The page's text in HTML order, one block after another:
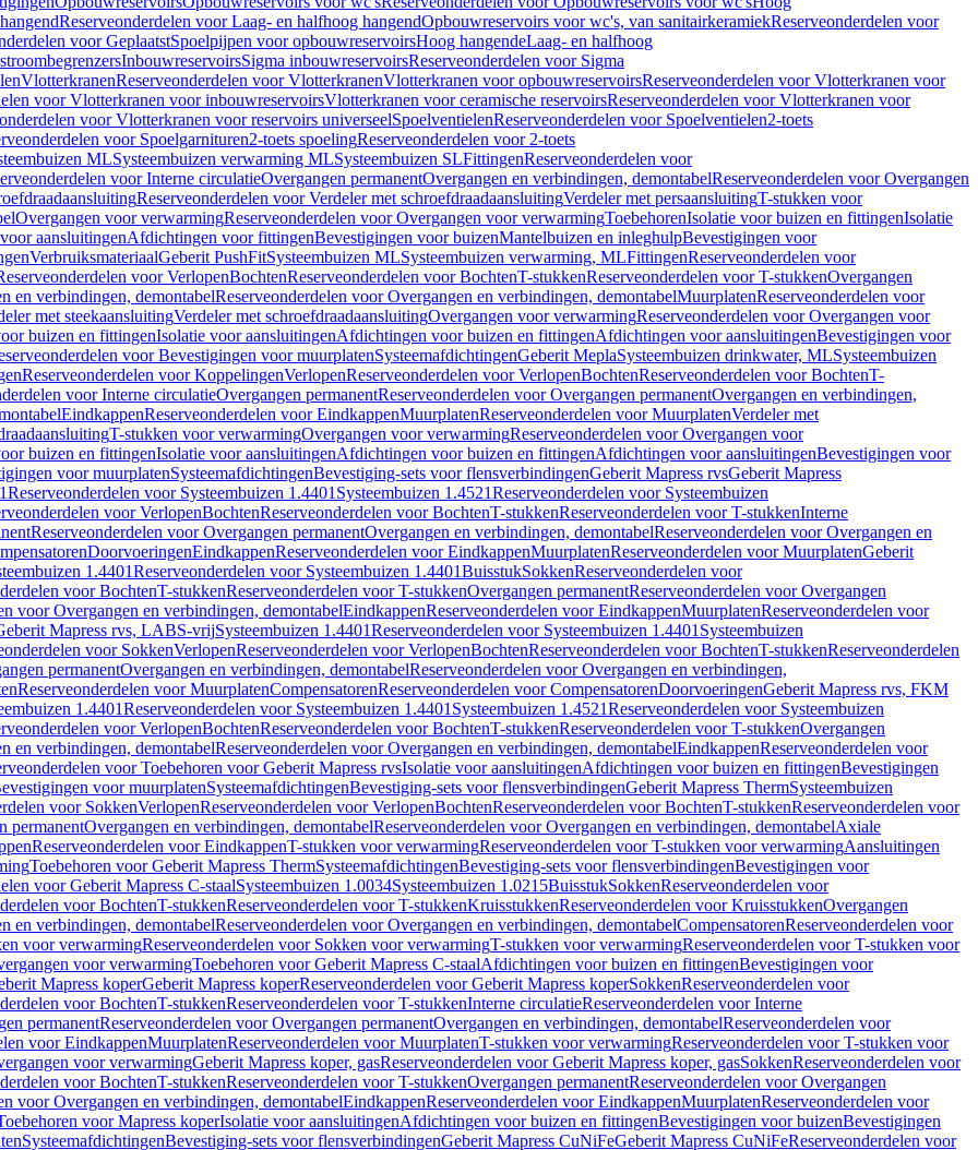
Reserveonderdelen voor Laag- en halfhoog hangendOpbouwreservoirs voor wc's, van sanitairkeramiekReserveonderdelen voor
voor GeplaatstSpoelpijpen voor opbouwreservoirsHoog hangendeLaag- en halfhoog
InbouwreservoirsSigma inbouwreservoirsReserveonderdelen voor Sigma
VlotterkranenReserveonderdelen voor VlotterkranenVlotterkranen voor opbouwreservoirsReserveonderdelen voor Vlotterkranen voor
voor Vlotterkranen voor inbouwreservoirsVlotterkranen voor ceramische reservoirsReserveonderdelen voor Vlotterkranen voor
voor Vlotterkranen voor reservoirs universeelSpoelventielenReserveonderdelen voor Spoelventielen2-toets
voor Spoelgarnituren2-toets spoelingReserveonderdelen voor 2-toets
MLSysteembuizen verwarming MLSysteembuizen SLFittingenReserveonderdelen voor
voor Interne circulatieOvergangen permanentOvergangen en verbindingen, demontabelReserveonderdelen voor Overgangen
Reserveonderdelen voor Verdeler met schroefdraadaansluitingVerdeler met persaansluitingT-stukken voor
Overgangen voor verwarmingReserveonderdelen voor Overgangen voor verwarmingToebehorenIsolatie voor buizen en fittingenIsolatie
aansluitingenAfdichtingen voor fittingenBevestigingen voor buizenMantelbuizen en inleghulpBevestigingen voor
VerbruiksmateriaalGeberit PushFitSysteembuizen MLSysteembuizen verwarming, MLFittingenReserveonderdelen voor
voor VerlopenBochtenReserveonderdelen voor BochtenT-stukkenReserveonderdelen voor T-stukkenOvergangen
en verbindingen, demontabelReserveonderdelen voor Overgangen en verbindingen, demontabelMuurplatenReserveonderdelen voor
met steekaansluitingVerdeler met schroefdraadaansluitingOvergangen voor verwarmingReserveonderdelen voor Overgangen voor
buizen en fittingenIsolatie voor aansluitingenAfdichtingen voor buizen en fittingenAfdichtingen voor aansluitingenBevestigingen voor
voor Bevestigingen voor muurplatenSysteemafdichtingenGeberit MeplaSysteembuizen drinkwater, MLSysteembuizen
Reserveonderdelen voor KoppelingenVerlopenReserveonderdelen voor VerlopenBochtenReserveonderdelen voor BochtenT-
voor Interne circulatieOvergangen permanentReserveonderdelen voor Overgangen permanentOvergangen en verbindingen,
EindkappenReserveonderdelen voor EindkappenMuurplatenReserveonderdelen voor MuurplatenVerdeler met
T-stukken voor verwarmingOvergangen voor verwarmingReserveonderdelen voor Overgangen voor
buizen en fittingenIsolatie voor aansluitingenAfdichtingen voor buizen en fittingenAfdichtingen voor aansluitingenBevestigingen voor
voor muurplatenSysteemafdichtingenBevestiging-sets voor flensverbindingenGeberit Mapress rvsGeberit Mapress
Reserveonderdelen voor Systeembuizen 1.4401 Systeembuizen 1.4521Reserveonderdelen voor Systeembuizen
voor VerlopenBochtenReserveonderdelen voor BochtenT-stukkenReserveonderdelen voor T-stukkenInterne
Reserveonderdelen voor Overgangen permanentOvergangen en verbindingen, demontabelReserveonderdelen voor Overgangen en
DoorvoeringenEindkappenReserveonderdelen voor EindkappenMuurplatenReserveonderdelen voor MuurplatenGeberit
1.4401Reserveonderdelen voor Systeembuizen 1.4401BuisstukSokkenReserveonderdelen voor
voor BochtenT-stukkenReserveonderdelen voor T-stukkenOvergangen permanentReserveonderdelen voor Overgangen
voor Overgangen en verbindingen, demontabelEindkappenReserveonderdelen voor EindkappenMuurplatenReserveonderdelen voor
Mapress rvs, LABS-vrijSysteembuizen 1.4401Reserveonderdelen voor Systeembuizen 1.4401 Systeembuizen
voor SokkenVerlopenReserveonderdelen voor VerlopenBochtenReserveonderdelen voor BochtenT-stukkenReserveonderdelen
permanentOvergangen en verbindingen, demontabelReserveonderdelen voor Overgangen en verbindingen,
Reserveonderdelen voor MuurplatenCompensatorenReserveonderdelen voor CompensatorenDoorvoeringenGeberit Mapress rvs, FKM
1.4401Reserveonderdelen voor Systeembuizen 1.4401 Systeembuizen 1.4521Reserveonderdelen voor Systeembuizen
voor VerlopenBochtenReserveonderdelen voor BochtenT-stukkenReserveonderdelen voor T-stukkenOvergangen
en verbindingen, demontabelReserveonderdelen voor Overgangen en verbindingen, demontabelEindkappenReserveonderdelen voor
voor Toebehoren voor Geberit Mapress rvsIsolatie voor aansluitingenAfdichtingen voor buizen en fittingenBevestigingen
voor muurplatenSysteemafdichtingenBevestiging-sets voor flensverbindingenGeberit Mapress ThermSysteembuizen
voor SokkenVerlopenReserveonderdelen voor VerlopenBochtenReserveonderdelen voor BochtenT-stukkenReserveonderdelen voor
permanentOvergangen en verbindingen, demontabelReserveonderdelen voor Overgangen en verbindingen, demontabelAxiale
Reserveonderdelen voor EindkappenT-stukken voor verwarmingReserveonderdelen voor T-stukken voor verwarmingAansluitingen
Toebehoren voor Geberit Mapress ThermSysteemafdichtingenBevestiging-sets voor flensverbindingenBevestigingen voor
voor Geberit Mapress C-staalSysteembuizen 1.0034Systeembuizen 1.0215BuisstukSokkenReserveonderdelen voor
voor BochtenT-stukkenReserveonderdelen voor T-stukkenKruisstukkenReserveonderdelen voor KruisstukkenOvergangen
en verbindingen, demontabelReserveonderdelen voor Overgangen en verbindingen, demontabelCompensatorenReserveonderdelen voor
voor verwarmingReserveonderdelen voor Sokken voor verwarmingT-stukken voor verwarmingReserveonderdelen voor T-stukken voor
voor verwarmingToebehoren voor Geberit Mapress C-staalAfdichtingen voor buizen en fittingenBevestigingen voor
Mapress koperGeberit Mapress koperReserveonderdelen voor Geberit Mapress koperSokkenReserveonderdelen voor
voor BochtenT-stukkenReserveonderdelen voor T-stukkenInterne circulatieReserveonderdelen voor Interne
permanentReserveonderdelen voor Overgangen permanentOvergangen en verbindingen, demontabelReserveonderdelen voor
voor EindkappenMuurplatenReserveonderdelen voor MuurplatenT-stukken voor verwarmingReserveonderdelen voor T-stukken voor
voor verwarmingGeberit Mapress koper, gasReserveonderdelen voor Geberit Mapress koper, gasSokkenReserveonderdelen voor
voor BochtenT-stukkenReserveonderdelen voor T-stukkenOvergangen permanentReserveonderdelen voor Overgangen
voor Overgangen en verbindingen, demontabelEindkappenReserveonderdelen voor EindkappenMuurplatenReserveonderdelen voor
voor Mapress koperIsolatie voor aansluitingenAfdichtingen voor buizen en fittingenBevestigingen voor buizenBevestigingen
SysteemafdichtingenBevestiging-sets voor flensverbindingenGeberit Mapress CuNiFeGeberit Mapress CuNiFeReserveonderdelen voor